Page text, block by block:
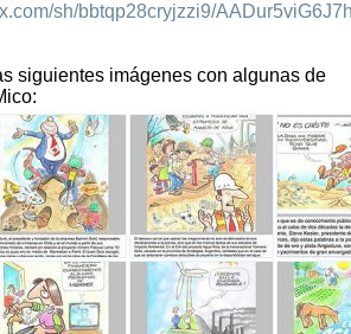
sh/bbtqp28cryjzzi9/
siguientes imágenes con algunas de